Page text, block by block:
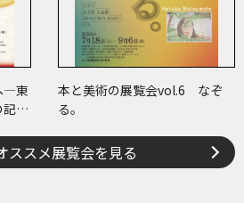
―東
記
本と美術の展覧会vol.6 なぞ
る。
ススメ展覧会を見る